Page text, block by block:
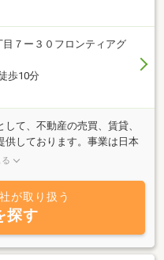
７ー３０フロンティアグ
歩10分
て、不動産の売買、賃貸、
供しております。事業は日本
ームを有し、不動産情報、
しております◎
が取り扱う
探す